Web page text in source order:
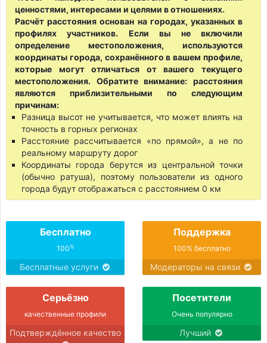
ценностями, интересами и целями в отношениях.
Расчёт расстояния основан на городах, указанных в
профилях участников. Если вы не включили
определение местоположения, используются
координаты города, сохранённого в вашем профиле,
которые могут отличаться от вашего текущего
местоположения. Обратите внимание: расстояния
являются приблизительными по следующим
причинам:
Разница высот не учитывается, что может влиять на
точность в горных регионах
Расстояние рассчитывается «по прямой», а не по
реальному маршруту дорог
Координаты города берутся из центральной точки
(обычно ратуша), поэтому пользователи из одного
города будут отображаться с расстоянием 0 км
Бесплатно
100%
Бесплатные услуги
Поддержка
100% бесплатно
Модераторы на связи
Серьёзно
качественные профили
Подтверждённое качество
Посетители
Очень популярно
Лучший